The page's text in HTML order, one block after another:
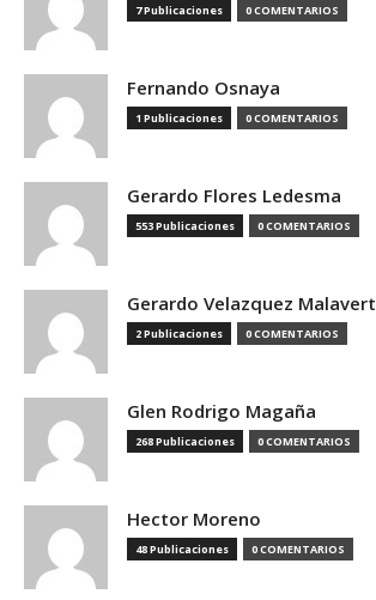
7 Publicaciones 0 COMENTARIOS
Fernando Osnaya
1 Publicaciones 0 COMENTARIOS
Gerardo Flores Ledesma
553 Publicaciones 0 COMENTARIOS
Gerardo Velazquez Malavert
2 Publicaciones 0 COMENTARIOS
Glen Rodrigo Magaña
268 Publicaciones 0 COMENTARIOS
Hector Moreno
48 Publicaciones 0 COMENTARIOS